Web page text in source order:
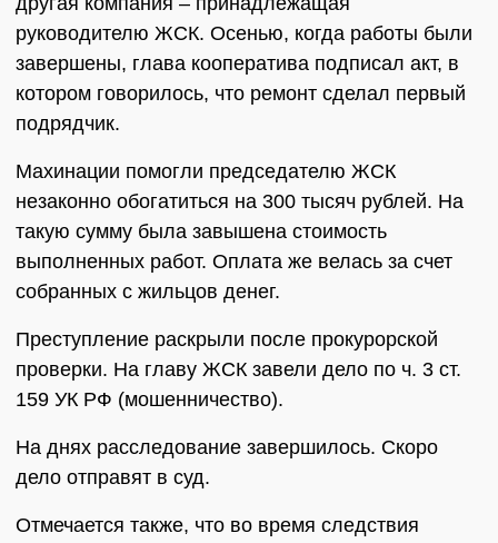
руководителю ЖСК. Осенью, когда работы были
завершены, глава кооператива подписал акт, в
котором говорилось, что ремонт сделал первый
подрядчик.
Махинации помогли председателю ЖСК
незаконно обогатиться на 300 тысяч рублей. На
такую сумму была завышена стоимость
выполненных работ. Оплата же велась за счет
собранных с жильцов денег.
Преступление раскрыли после прокурорской
проверки. На главу ЖСК завели дело по ч. 3 ст.
159 УК РФ (мошенничество).
На днях расследование завершилось. Скоро
дело отправят в суд.
Отмечается также, что во время следствия